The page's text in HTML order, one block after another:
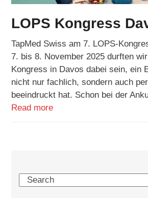
LOPS Kongress
TapMed Swiss am 7. LOPS-
7. bis 8. November 2025 durften
Kongress in Davos dabei sein, ein
nicht nur fachlich, sondern auch
beeindruckt hat. Schon bei der
Read more
Search